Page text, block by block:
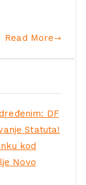
Read More
DF
Statuta!
kod
Novo